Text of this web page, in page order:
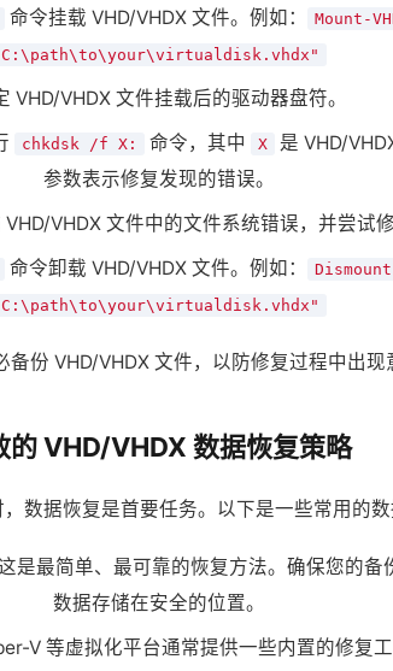
命令挂载 VHD/VHDX 文件。例如：
Mount-
VHD/VHDX 文件挂载后的驱动器盘符。
chkdsk /f X: 命令，其中 X 是 VHD/
参数表示修复发现的错误。
VHDX 文件中的文件系统错误，并尝试修
命令卸载 VHD/VHDX 文件。例如：
备份 VHD/VHDX 文件，以防修复过程中出现
的 VHD/VHDX 数据恢复策略
数据恢复是首要任务。以下是一些常用的数
是最简单、最可靠的恢复方法。确保您的备
数据存储在安全的位置。
V 等虚拟化平台通常提供一些内置的修复